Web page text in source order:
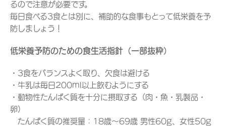
るので注意が必要です。
毎日食べる3食とは別に、補助的な食事もとって低栄養を予
防しましょう！
低栄養予防のための食生活指針（一部抜粋）
・3食をバランスよく取り、欠食は避ける
・牛乳は毎日200ml以上飲むようにする
・動物性たんぱく質を十分に摂取する（肉・魚・乳製品・
卵）
たんぱく質の推奨量：18歳～69歳 男性60g、女性50g